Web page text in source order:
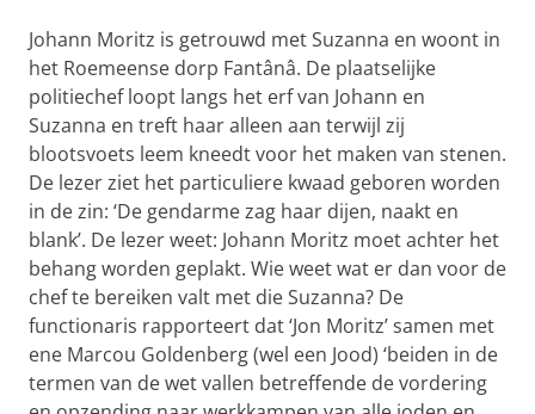
Johann Moritz is getrouwd met Suzanna en woont in
het Roemeense dorp Fantânâ. De plaatselijke
politiechef loopt langs het erf van Johann en
Suzanna en treft haar alleen aan terwijl zij
blootsvoets leem kneedt voor het maken van stenen.
De lezer ziet het particuliere kwaad geboren worden
in de zin: ‘De gendarme zag haar dijen, naakt en
blank’. De lezer weet: Johann Moritz moet achter het
behang worden geplakt. Wie weet wat er dan voor de
chef te bereiken valt met die Suzanna? De
functionaris rapporteert dat ‘Jon Moritz’ samen met
ene Marcou Goldenberg (wel een Jood) ‘beiden in de
termen van de wet vallen betreffende de vordering